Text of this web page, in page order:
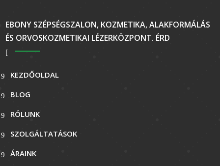
EBONY SZÉPSÉGSZALON, KOZMETIKA, ALAKFORMÁLÁS
ÉS ORVOSKOZMETIKAI LÉZERKÖZPONT. ÉRD
KEZDŐOLDAL
BLOG
RÓLUNK
SZOLGÁLTATÁSOK
ÁRAINK